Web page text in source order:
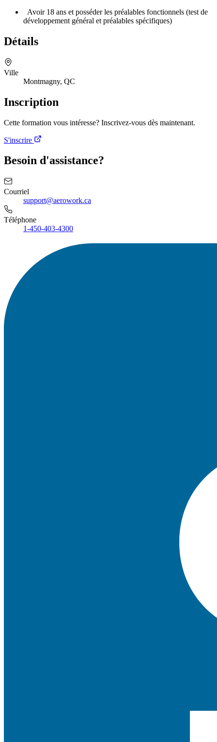
Avoir 18 ans et posséder les préalables fonctionnels (test de
développement général et préalables spécifiques)
Détails
Ville
Montmagny, QC
Inscription
Cette formation vous intéresse? Inscrivez-vous dès maintenant.
S'inscrire
Besoin d'assistance?
Courriel
support@aerowork.ca
Téléphone
1-450-403-4300